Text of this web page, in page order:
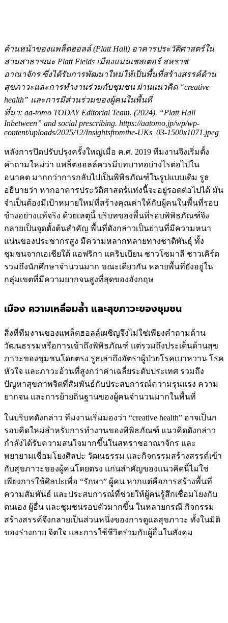
ด้านหน้าของแพล็ตฮอลล์ (Platt Hall) อาคารประวัติศาสตร์ใน
สวนสาธารณะ Platt Fields เมืองแมนเชสเตอร์ สหราช
อาณาจักร ซึ่งได้รับการพัฒนาใหม่ให้เป็นพื้นที่สร้างสรรค์ด้าน
สุขภาวะและการทำงานร่วมกับชุมชน ผ่านแนวคิด “creative
health” และการมีส่วนร่วมของผู้คนในพื้นที่
ที่มา: aa-tomo TODAY Editorial Team. (2024). “Platt Hall
Inbetween” and social prescribing. https://aatomo.jp/wp/wp-
content/uploads/2025/12/Insightsfromthe-UKs_03-1500x1071.jpeg
หลังการปิดปรับปรุงครั้งใหญ่เมื่อ ค.ศ. 2019 ทีมงานจึงเริ่มตั้ง
คำถามใหม่ว่า แพล็ตฮอลล์ควรมีบทบาทอย่างไรต่อไปใน
อนาคต มากกว่าการกลับไปเป็นพิพิธภัณฑ์ในรูปแบบเดิม รูธ
อธิบายว่า หากอาคารประวัติศาสตร์แห่งนี้จะอยู่รอดต่อไปได้ มัน
จำเป็นต้องมีเป้าหมายใหม่ที่สร้างคุณค่าให้กับผู้คนในพื้นที่รอบ
ข้างอย่างแท้จริง ด้วยเหตุนี้ บริบทของพื้นที่รอบพิพิธภัณฑ์จึง
กลายเป็นจุดตั้งต้นสำคัญ พื้นที่ดังกล่าวเป็นย่านที่มีความหนา
แน่นของประชากรสูง มีความหลากหลายทางชาติพันธุ์ ทั้ง
ชุมชนจากเอเชียใต้ แอฟริกา แคริบเบียน ชาวโซมาลี ชาวเคิร์ด
รวมถึงนักศึกษาจำนวนมาก ขณะเดียวกัน หลายพื้นที่ยังอยู่ใน
กลุ่มเขตที่มีความยากจนสูงที่สุดของอังกฤษ
เมือง ความเหลื่อมล้ำ และสุขภาวะของชุมชน
สิ่งที่ทีมงานของแพล็ตฮอลล์เผชิญจึงไม่ใช่เพียงคำถามด้าน
วัฒนธรรมหรือการเข้าถึงพิพิธภัณฑ์ แต่รวมถึงประเด็นด้านสุข
ภาวะของชุมชนโดยตรง รูธเล่าถึงอัตราผู้ป่วยโรคเบาหวาน โรค
หัวใจ และภาวะอ้วนที่สูงกว่าค่าเฉลี่ยระดับประเทศ รวมถึง
ปัญหาสุขภาพจิตที่สัมพันธ์กับประสบการณ์ความรุนแรง ความ
ยากจน และการย้ายถิ่นฐานของผู้คนจำนวนมากในพื้นที่
ในบริบทดังกล่าว ทีมงานเริ่มมองว่า “creative health” อาจเป็นก
รอบคิดใหม่สำหรับการทำงานของพิพิธภัณฑ์ แนวคิดดังกล่าว
กำลังได้รับความสนใจมากขึ้นในสหราชอาณาจักร และ
พยายามเชื่อมโยงศิลปะ วัฒนธรรม และกิจกรรมสร้างสรรค์เข้า
กับสุขภาวะของผู้คนโดยตรง แก่นสำคัญของแนวคิดนี้ไม่ใช่
เพียงการใช้ศิลปะเพื่อ “รักษา” ผู้คน หากแต่คือการสร้างพื้นที่
ความสัมพันธ์ และประสบการณ์ที่ช่วยให้ผู้คนรู้สึกเชื่อมโยงกับ
ตนเอง ผู้อื่น และชุมชนรอบตัวมากขึ้น ในหลายกรณี กิจกรรม
สร้างสรรค์จึงกลายเป็นส่วนหนึ่งของการดูแลสุขภาวะ ทั้งในมิติ
ของร่างกาย จิตใจ และการใช้ชีวิตร่วมกับผู้อื่นในสังคม